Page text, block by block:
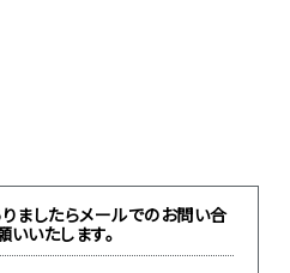
ましたらメールでのお問い合
いいたします。